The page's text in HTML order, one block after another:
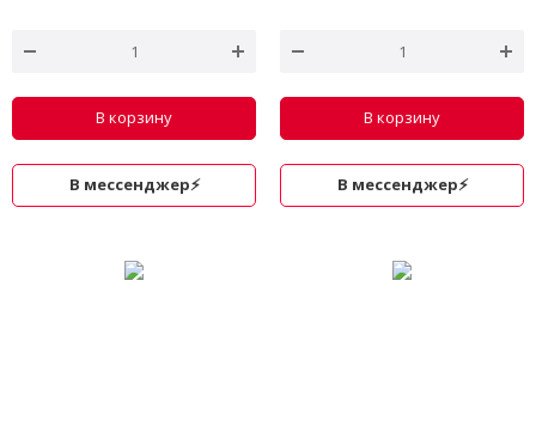
В корзину
В мессенджер⚡
В корзину
В мессенджер⚡